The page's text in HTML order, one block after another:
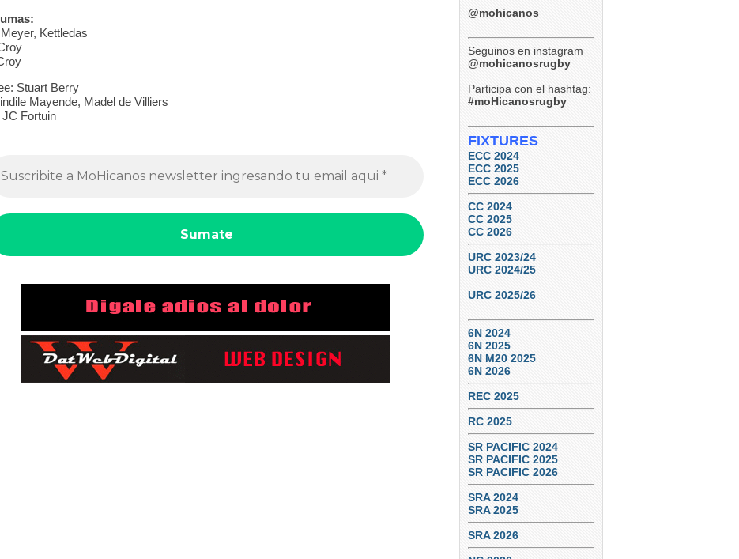
Kettledas
Stuart Berry
Mayende, Madel de Villiers
Fortuin
@mohicanos
Seguinos en instagram
@mohicanosrugby
Participa con el hashtag:
#moHicanosrugby
FIXTURES
ECC 2024
ECC 2025
ECC 2026
CC 2024
CC 2025
CC 2026
URC 2023/24
URC 2024/25
URC 2025/26
6N 2024
6N 2025
6N M20 2025
6N 2026
REC 2025
RC 2025
SR PACIFIC 2024
SR PACIFIC 2025
SR PACIFIC 2026
SRA 2024
SRA 2025
SRA 2026